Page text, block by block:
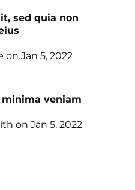
sed quia non
on Jan 5, 2022
veniam
on Jan 5, 2022